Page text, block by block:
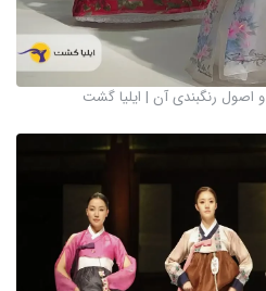
اصول رنگبندی آن | ایلیا گشت